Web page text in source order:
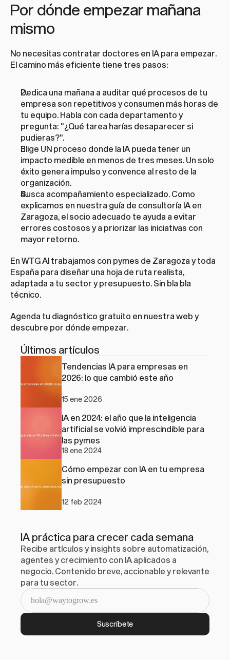
Por dónde empezar mañana
mismo
No necesitas contratar doctores en IA para empezar.
El camino más eficiente tiene tres pasos:
Dedica una mañana a auditar qué procesos de tu
empresa son repetitivos y consumen más horas de
tu equipo. Habla con cada departamento y
pregunta: "¿Qué tarea harías desaparecer si
pudieras?".
Elige UN proceso donde la IA pueda tener un
impacto medible en menos de tres meses. Un solo
éxito genera impulso y convence al resto de la
organización.
Busca acompañamiento especializado. Como
explicamos en nuestra guía de consultoría IA en
Zaragoza, el socio adecuado te ayuda a evitar
errores costosos y a priorizar las iniciativas con
mayor retorno.
En WTG AI trabajamos con pymes de Zaragoza y toda
España para diseñar una hoja de ruta realista,
adaptada a tu sector y presupuesto. Sin bla bla
técnico.
Agenda tu diagnóstico gratuito en nuestra web y
descubre por dónde empezar.
Últimos artículos
Tendencias IA para empresas en
2026: lo que cambió este año
15 ene 2026
IA en 2024: el año que la inteligencia
artificial se volvió imprescindible para
las pymes
18 ene 2024
Cómo empezar con IA en tu empresa
sin presupuesto
12 feb 2024
IA práctica para crecer cada semana
Recibe artículos y insights sobre automatización,
agentes y crecimiento con IA aplicados a
negocio. Contenido breve, accionable y relevante
para tu sector.
Suscríbete